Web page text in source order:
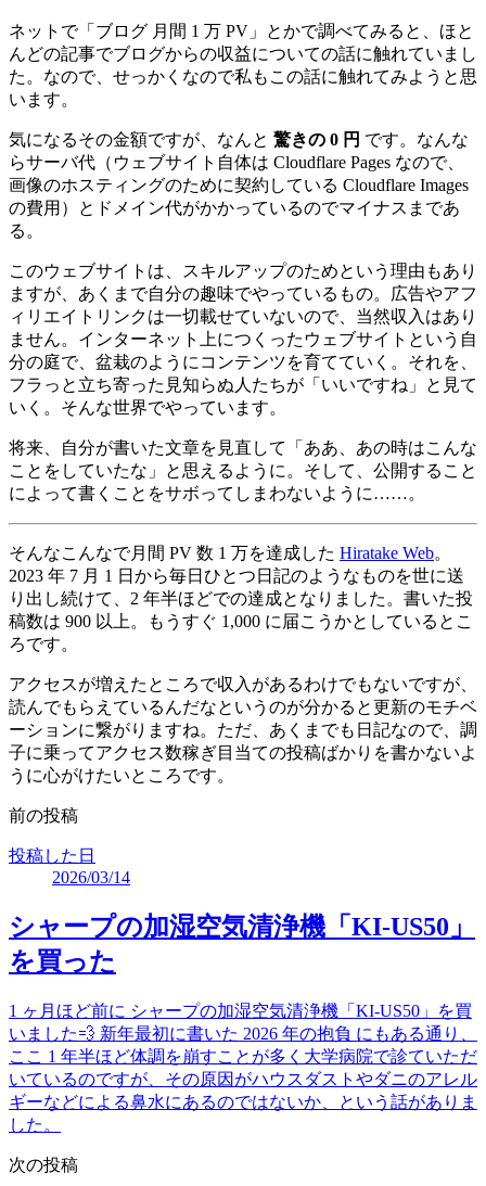
ネットで「ブログ 月間 1 万 PV」とかで調べてみると、ほと
んどの記事でブログからの収益についての話に触れていまし
た。なので、せっかくなので私もこの話に触れてみようと思
います。
気になるその金額ですが、なんと 驚きの 0 円 です。なんな
らサーバ代（ウェブサイト自体は Cloudflare Pages なので、
画像のホスティングのために契約している Cloudflare Images
の費用）とドメイン代がかかっているのでマイナスまであ
る。
このウェブサイトは、スキルアップのためという理由もあり
ますが、あくまで自分の趣味でやっているもの。広告やアフ
ィリエイトリンクは一切載せていないので、当然収入はあり
ません。インターネット上につくったウェブサイトという自
分の庭で、盆栽のようにコンテンツを育てていく。それを、
フラっと立ち寄った見知らぬ人たちが「いいですね」と見て
いく。そんな世界でやっています。
将来、自分が書いた文章を見直して「ああ、あの時はこんな
ことをしていたな」と思えるように。そして、公開すること
によって書くことをサボってしまわないように……。
そんなこんなで月間 PV 数 1 万を達成した Hiratake Web。
2023 年 7 月 1 日から毎日ひとつ日記のようなものを世に送
り出し続けて、2 年半ほどでの達成となりました。書いた投
稿数は 900 以上。もうすぐ 1,000 に届こうかとしているとこ
ろです。
アクセスが増えたところで収入があるわけでもないですが、
読んでもらえているんだなというのが分かると更新のモチベ
ーションに繋がりますね。ただ、あくまでも日記なので、調
子に乗ってアクセス数稼ぎ目当ての投稿ばかりを書かないよ
うに心がけたいところです。
前の投稿
投稿した日
2026/03/14
シャープの加湿空気清浄機「KI-US50」
を買った
1 ヶ月ほど前に シャープの加湿空気清浄機「KI-US50」を買
いました💨 新年最初に書いた 2026 年の抱負 にもある通り、
ここ 1 年半ほど体調を崩すことが多く大学病院で診ていただ
いているのですが、その原因がハウスダストやダニのアレル
ギーなどによる鼻水にあるのではないか、という話がありま
した。
次の投稿